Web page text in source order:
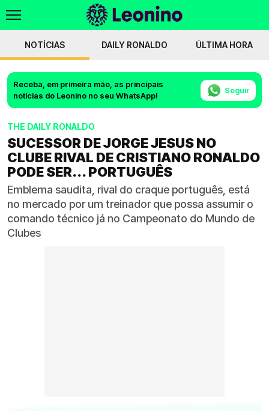
NOTÍCIAS DAILY RONALDO ÚLTIMA HORA
Receba, em primeira mão, as principais
notícias do Leonino no seu WhatsApp!
Seguir
THE DAILY RONALDO
SUCESSOR DE JORGE JESUS NO
CLUBE RIVAL DE CRISTIANO RONALDO
PODE SER... PORTUGUÊS
Emblema saudita, rival do craque português, está
no mercado por um treinador que possa assumir o
comando técnico já no Campeonato do Mundo de
Clubes